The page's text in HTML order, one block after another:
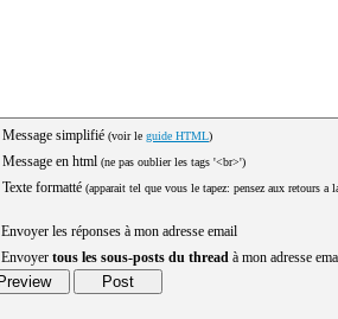
Message simplifié (voir le guide HTML)
Message en html (ne pas oublier les tags '<br>')
Texte formatté (apparait tel que vous le tapez: pensez aux retours a
Envoyer les réponses à mon adresse email
Envoyer tous les sous-posts du thread à mon adresse